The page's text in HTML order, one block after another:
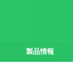
製品情報